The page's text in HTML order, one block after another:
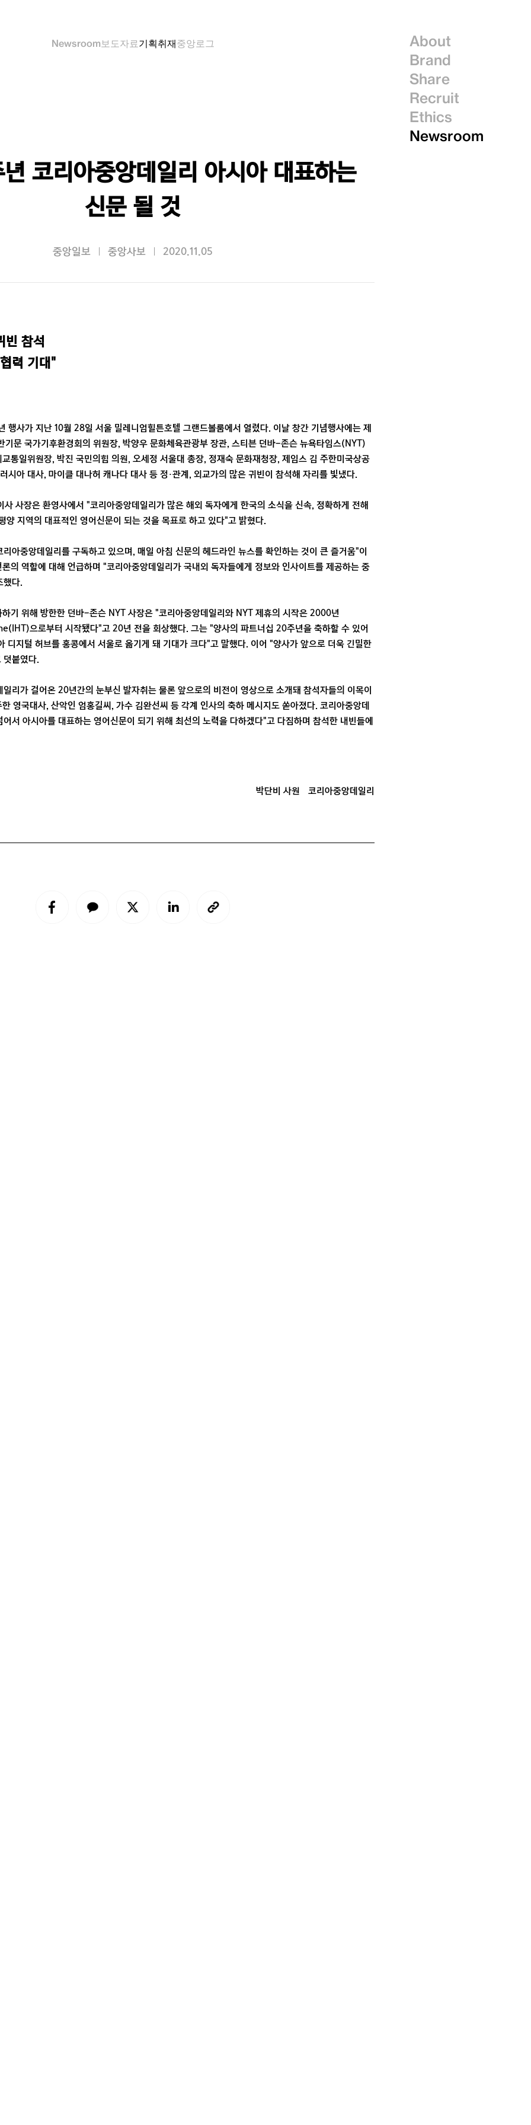
Newsroom보도자료기획취재중앙로그
About
Brand
Share
Recruit
Ethics
Newsroom
코리아중앙데일리 아시아 대표하는
신문 될 것
중앙일보 중앙사보 2020.11.05
빈 참석
력 기대"
행사가 지난 10월 28일 서울 밀레니엄힐튼호텔 그랜드볼룸에서 열렸다. 이날 창간 기념행사에는 제
기문 국가기후환경회의 위원장, 박양우 문화체육관광부 장관, 스티븐 던바-존슨 뉴욕타임스(NYT)
통일위원장, 박진 국민의힘 의원, 오세정 서울대 총장, 정재숙 문화재청장, 제임스 김 주한미국상공
시아 대사, 마이클 대나허 캐나다 대사 등 정·관계, 외교가의 많은 귀빈이 참석해 자리를 빛냈다.
사장은 환영사에서 "코리아중앙데일리가 많은 해외 독자에게 한국의 소식을 신속, 정확하게 전해
양 지역의 대표적인 영어신문이 되는 것을 목표로 하고 있다"고 밝혔다.
아중앙데일리를 구독하고 있으며, 매일 아침 신문의 헤드라인 뉴스를 확인하는 것이 큰 즐거움"이
의 역할에 대해 언급하며 "코리아중앙데일리가 국내외 독자들에게 정보와 인사이트를 제공하는 중
했다.
기 위해 방한한 던바-존슨 NYT 사장은 "코리아중앙데일리와 NYT 제휴의 시작은 2000년
으로부터 시작됐다"고 20년 전을 회상했다. 그는 "양사의 파트너십 20주년을 축하할 수 있어
디지털 허브를 홍콩에서 서울로 옮기게 돼 기대가 크다"고 말했다. 이어 "양사가 앞으로 더욱 긴밀한
덧붙였다.
리가 걸어온 20년간의 눈부신 발자취는 물론 앞으로의 비전이 영상으로 소개돼 참석자들의 이목이
영국대사, 산악인 엄홍길씨, 가수 김완선씨 등 각계 인사의 축하 메시지도 쏟아졌다. 코리아중앙데
서 아시아를 대표하는 영어신문이 되기 위해 최선의 노력을 다하겠다"고 다짐하며 참석한 내빈들에
박단비 사원 코리아중앙데일리